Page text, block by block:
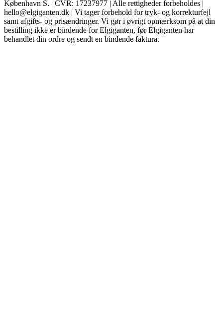
København S. | CVR: 17237977 | Alle rettigheder forbeholdes |
hello@elgiganten.dk | Vi tager forbehold for tryk- og korrekturfejl
samt afgifts- og prisændringer. Vi gør i øvrigt opmærksom på at din
bestilling ikke er bindende for Elgiganten, før Elgiganten har
behandlet din ordre og sendt en bindende faktura.